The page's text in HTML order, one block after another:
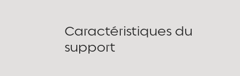
Caractéristiques du
support